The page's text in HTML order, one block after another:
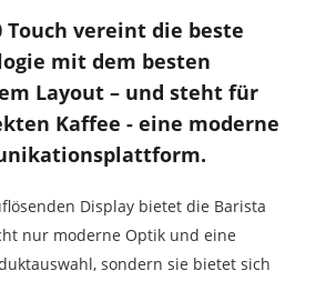
Touch vereint die beste
mit dem besten
Layout – und steht für
Kaffee - eine moderne
Display bietet die Barista
nur moderne Optik und eine
sondern sie bietet sich